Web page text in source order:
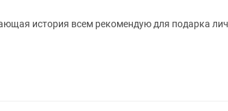
история всем рекомендую для подарка